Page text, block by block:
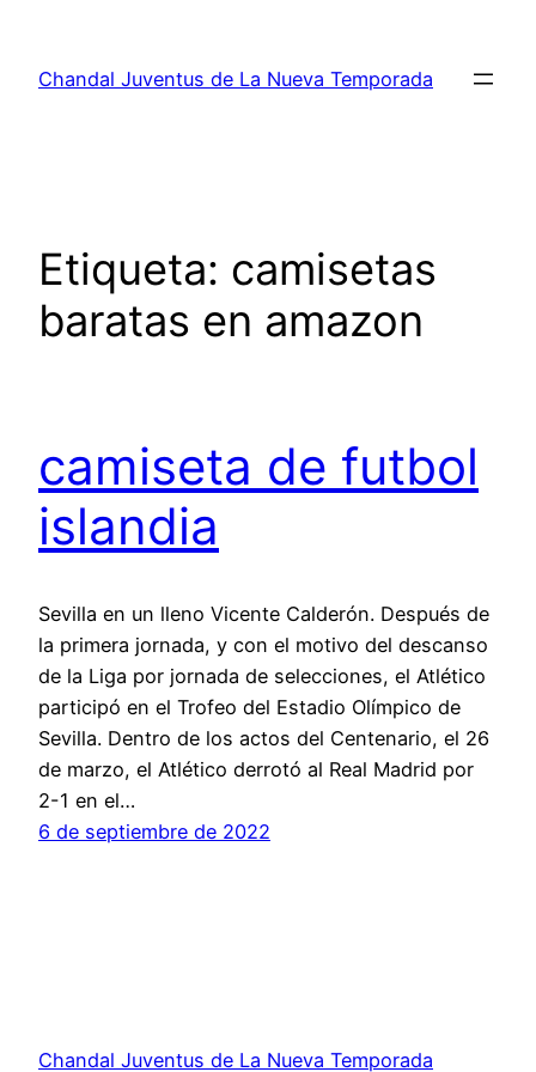
contenido
Chandal Juventus de La Nueva Temporada
Etiqueta: camisetas
baratas en amazon
camiseta de futbol
islandia
Sevilla en un lleno Vicente Calderón. Después de
la primera jornada, y con el motivo del descanso
de la Liga por jornada de selecciones, el Atlético
participó en el Trofeo del Estadio Olímpico de
Sevilla. Dentro de los actos del Centenario, el 26
de marzo, el Atlético derrotó al Real Madrid por
2-1 en el…
6 de septiembre de 2022
Chandal Juventus de La Nueva Temporada